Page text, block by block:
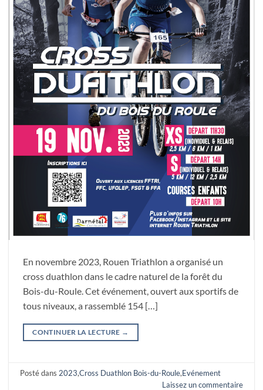
En novembre 2023, Rouen Triathlon a organisé un
cross duathlon dans le cadre naturel de la forêt du
Bois-du-Roule. Cet événement, ouvert aux sportifs de
tous niveaux, a rassemblé 154 […]
CONTINUER LA LECTURE →
Posté dans 2023,Cross Duathlon Bois-du-Roule,Evénement
Laissez un commentaire